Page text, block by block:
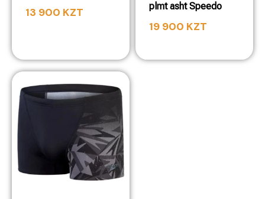
13 900 KZT
plmt asht Speedo
19 900 KZT